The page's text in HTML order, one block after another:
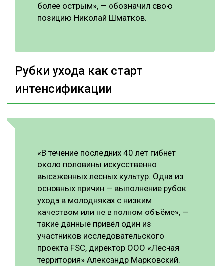
более острым», — обозначил свою
позицию Николай Шматков.
Рубки ухода как старт
интенсификации
«В течение последних 40 лет гибнет
около половины искусственно
высаженных лесных культур. Одна из
основных причин — выполнение рубок
ухода в молодняках с низким
качеством или не в полном объёме», —
такие данные привёл один из
участников исследовательского
проекта FSC, директор ООО «Лесная
территория» Александр Марковский.